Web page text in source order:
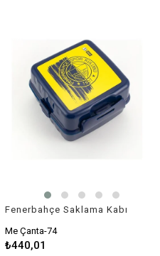
Fenerbahçe Saklama Kabı
Me Çanta-74
₺440,01